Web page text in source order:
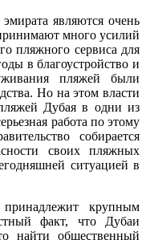
являются очень
много усилий
пляжного сервиса для
в благоустройство и
пляжей были
Но на этом власти
Дубая в одни из
работа по этому
собирается
своих пляжных
ситуацией в
крупным
факт, что Дубаи
найти общественный